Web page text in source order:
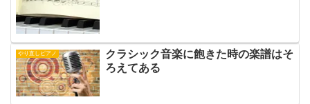
やり直しピアノ
クラシック音楽に飽きた時の楽譜はそ
ろえてある